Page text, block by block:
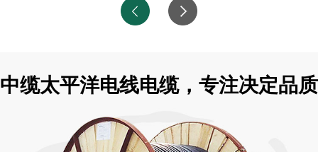
中缆太平洋电线电缆，专注决定品质